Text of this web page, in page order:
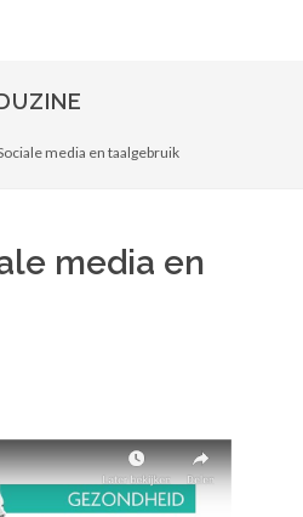
media en taalgebruik
media en